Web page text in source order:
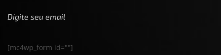
Digite seu email
[mc4wp_form id=""]